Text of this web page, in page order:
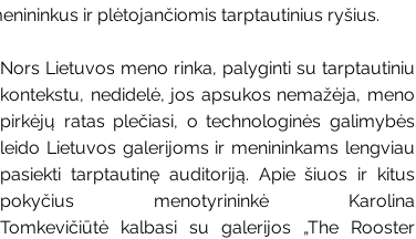
ir plėtojančiomis tarptautinius ryšius.
Nors Lietuvos meno rinka, palyginti su tarptautiniu
kontekstu, nedidelė, jos apsukos nemažėja, meno
pirkėjų ratas plečiasi, o technologinės galimybės
leido Lietuvos galerijoms ir menininkams lengviau
pasiekti tarptautinę auditoriją. Apie šiuos ir kitus
pokyčius menotyrininkė Karolina
Tomkevičiūtė kalbasi su galerijos „The Rooster